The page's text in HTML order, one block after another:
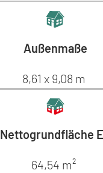
Außenmaße
8,61 x 9,08 m
Nettogrundfläche
64,54 m²